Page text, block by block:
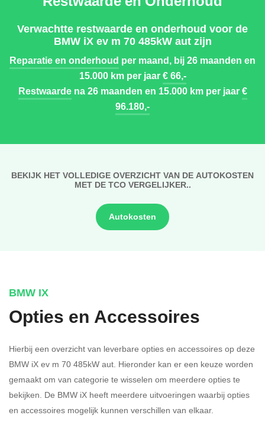
Verwachtte restwaarde en onderhoud voor de
BMW iX ev m 70 485kW aut zijn
Reparatie en onderhoud per maand, bij 26 maanden en
15.000 km per jaar€ 66,-
Restwaardena 26 maanden en 15.000 km per jaar€
96.180,-
BEKIJK HET VOLLEDIGE OVERZICHT VAN DE AUTOKOSTEN
MET DE TCO VERGELIJKER..
Autokosten
BMW IX
Opties en Accessoires
Hierbij een overzicht van leverbare opties en accessoires op deze
BMW iX ev m 70 485kW aut. Hieronder kan er een keuze worden
gemaakt om van categorie te wisselen om meerdere opties te
bekijken. De BMW iX heeft meerdere uitvoeringen waarbij opties
en accessoires mogelijk kunnen verschillen van elkaar.